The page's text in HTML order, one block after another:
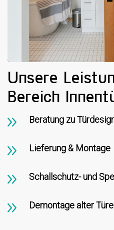
Unsere
Bereich
Beratung zu
Lieferung & Montage
Schallschutz- und
Demontage alter